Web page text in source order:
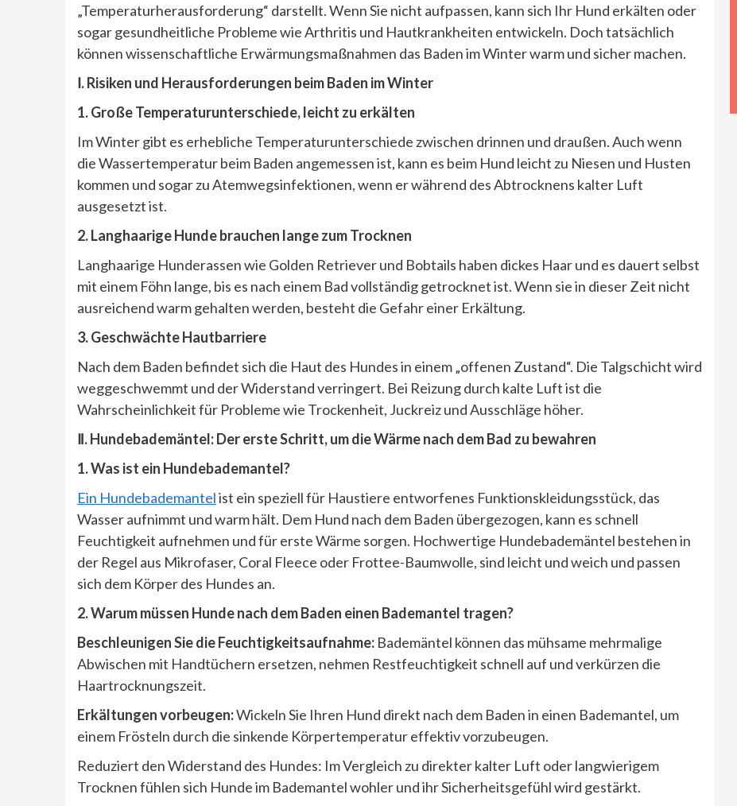
„Temperaturherausforderung“ darstellt. Wenn Sie nicht aufpassen, kann sich Ihr Hund erkälten oder
sogar gesundheitliche Probleme wie Arthritis und Hautkrankheiten entwickeln. Doch tatsächlich
können wissenschaftliche Erwärmungsmaßnahmen das Baden im Winter warm und sicher machen.
Ⅰ. Risiken und Herausforderungen beim Baden im Winter
1. Große Temperaturunterschiede, leicht zu erkälten
Im Winter gibt es erhebliche Temperaturunterschiede zwischen drinnen und draußen. Auch wenn
die Wassertemperatur beim Baden angemessen ist, kann es beim Hund leicht zu Niesen und Husten
kommen und sogar zu Atemwegsinfektionen, wenn er während des Abtrocknens kalter Luft
ausgesetzt ist.
2. Langhaarige Hunde brauchen lange zum Trocknen
Langhaarige Hunderassen wie Golden Retriever und Bobtails haben dickes Haar und es dauert selbst
mit einem Föhn lange, bis es nach einem Bad vollständig getrocknet ist. Wenn sie in dieser Zeit nicht
ausreichend warm gehalten werden, besteht die Gefahr einer Erkältung.
3. Geschwächte Hautbarriere
Nach dem Baden befindet sich die Haut des Hundes in einem „offenen Zustand“. Die Talgschicht wird
weggeschwemmt und der Widerstand verringert. Bei Reizung durch kalte Luft ist die
Wahrscheinlichkeit für Probleme wie Trockenheit, Juckreiz und Ausschläge höher.
Ⅱ. Hundebademäntel: Der erste Schritt, um die Wärme nach dem Bad zu bewahren
1. Was ist ein Hundebademantel?
Ein Hundebademantelist ein speziell für Haustiere entworfenes Funktionskleidungsstück, das
Wasser aufnimmt und warm hält. Dem Hund nach dem Baden übergezogen, kann es schnell
Feuchtigkeit aufnehmen und für erste Wärme sorgen. Hochwertige Hundebademäntel bestehen in
der Regel aus Mikrofaser, Coral Fleece oder Frottee-Baumwolle, sind leicht und weich und passen
sich dem Körper des Hundes an.
2. Warum müssen Hunde nach dem Baden einen Bademantel tragen?
Beschleunigen Sie die Feuchtigkeitsaufnahme: Bademäntel können das mühsame mehrmalige
Abwischen mit Handtüchern ersetzen, nehmen Restfeuchtigkeit schnell auf und verkürzen die
Haartrocknungszeit.
Erkältungen vorbeugen:Wickeln Sie Ihren Hund direkt nach dem Baden in einen Bademantel, um
einem Frösteln durch die sinkende Körpertemperatur effektiv vorzubeugen.
Reduziert den Widerstand des Hundes: Im Vergleich zu direkter kalter Luft oder langwierigem
Trocknen fühlen sich Hunde im Bademantel wohler und ihr Sicherheitsgefühl wird gestärkt.